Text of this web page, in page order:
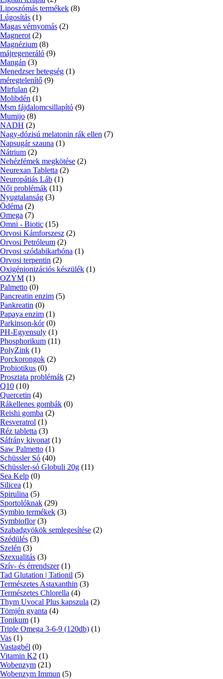
Liposzómás termékek (8)
Lúgosítás (1)
Magas vérnyomás (2)
Magnerot (2)
Magnézium (8)
májregeneráló (9)
Mangán (3)
Menedzser betegség (1)
méregtelenítő (9)
Mirfulan (2)
Molibdén (1)
Msm fájdalomcsillapító (9)
Mumijo (8)
NADH (2)
Nagy-dózisú melatonin rák ellen (7)
Napsugár szauna (1)
Nátrium (2)
Nehézfémek megkötése (2)
Neurexan Tabletta (2)
Neuropátiás Láb (1)
Női problémák (11)
Nyugtalanság (3)
Ödéma (2)
Omega (7)
Omni - Biotic (15)
Orvosi Kámforszesz (2)
Orvosi Petróleum (2)
Orvosi szódabikarbóna (1)
Orvosi terpentin (2)
Oxigénionizációs készülék (1)
OZYM (1)
Palmetto (0)
Pancreatin enzim (5)
Pankreatin (0)
Papaya enzim (1)
Parkinson-kór (0)
PH-Egyensuly (1)
Phosphorikum (11)
PolyZink (1)
Porckorongok (2)
Probiotikus (0)
Prosztata problémák (2)
Q10 (10)
Quercetin (4)
Rákellenes gombák (0)
Reishi gomba (2)
Resveratrol (1)
Réz tabletta (3)
Sáfrány kivonat (1)
Saw Palmetto (1)
Schüssler Só (40)
Schüssler-só Globuli 20g (11)
Sea Kelp (0)
Silicea (1)
Spirulina (5)
Sportolóknak (29)
Symbio termékek (3)
Symbioflor (3)
Szabadgyökök semlegesítése (2)
Szédülés (3)
Szelén (3)
Szexualitás (3)
Szív- és érrendszer (1)
Tad Glutation | Tationil (5)
Természetes Astaxanthin (3)
Természetes Chlorella (4)
Thym Uvocal Plus kapszula (2)
Tömjén gyanta (4)
Tonikum (1)
Triple Omega 3-6-9 (120db) (1)
Vas (1)
Vastagbél (0)
Vitamin K2 (1)
Wobenzym (21)
Wobenzym Immun (5)